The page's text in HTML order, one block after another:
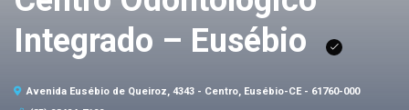
Integrado – Eusébio
Avenida Eusébio de Queiroz, 4343 - Centro, Eusébio-CE - 61760-000